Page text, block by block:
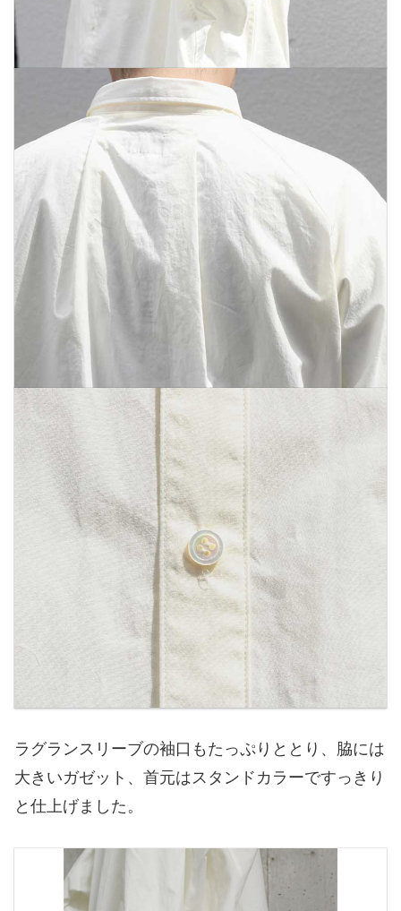
ラグランスリーブの袖口もたっぷりととり、脇には
大きいガゼット、首元はスタンドカラーですっきり
と仕上げました。